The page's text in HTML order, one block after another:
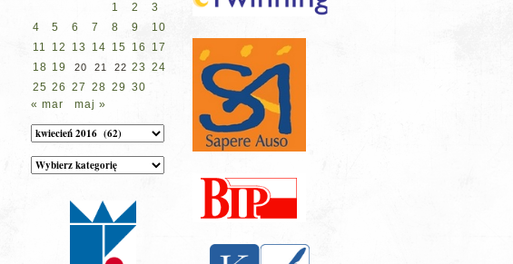
1 2
3
4
5 6 7 8 9
10
11
12 13 14 15 16
17
18 19 20 21 22 23 24
25 26 27 28 29 30
« mar
maj »
Archiwum
Kategorie
wpisów